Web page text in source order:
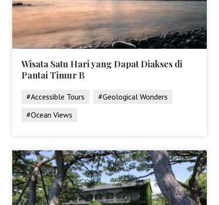
Wisata Satu Hari yang Dapat Diakses di
Pantai Timur B
#Accessible Tours
#Geological Wonders
#Ocean Views